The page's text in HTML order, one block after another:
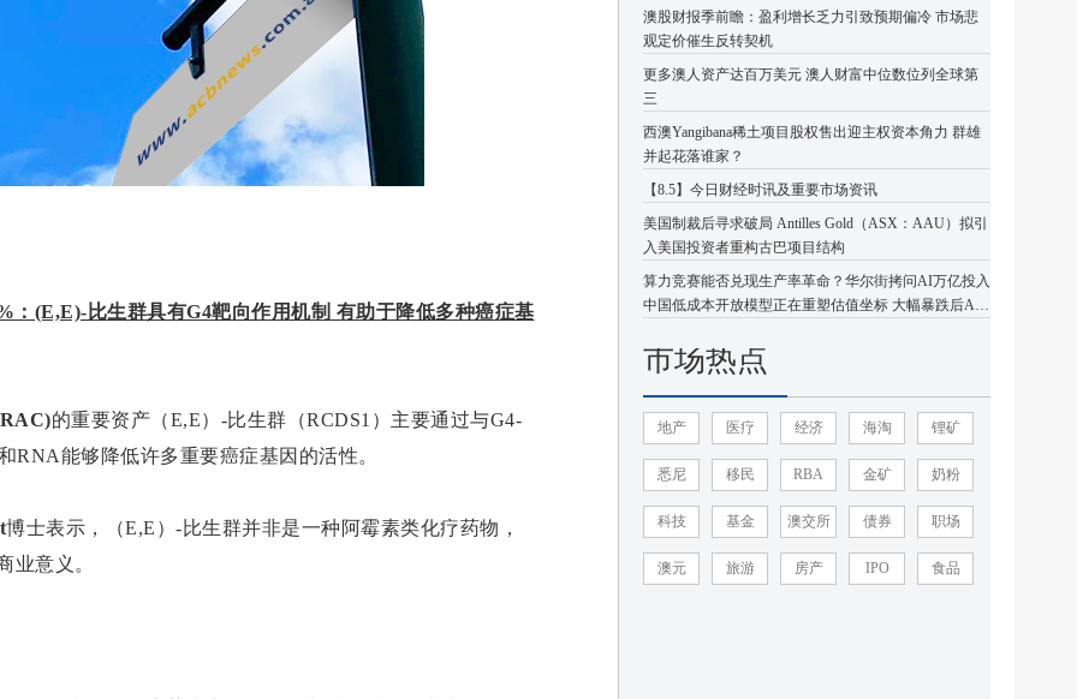
(E,E)-比生群具有G4靶向作用机制 有助于降低多种癌症基
的重要资产（E,E）-比生群（RCDS1）主要通过与G4-
能够降低许多重要癌症基因的活性。
博士表示，（E,E）-比生群并非是一种阿霉素类化疗药物，
业意义。
澳股财报季前瞻：盈利增长乏力引致预期偏冷 市场悲
观定价催生反转契机
更多澳人资产达百万美元 澳人财富中位数位列全球第
三
西澳Yangibana稀土项目股权售出迎主权资本角力 群雄
并起花落谁家？
【8.5】今日财经时讯及重要市场资讯
美国制裁后寻求破局 Antilles Gold（ASX：AAU）拟引
入美国投资者重构古巴项目结构
算力竞赛能否兑现生产率革命？华尔街拷问AI万亿投入
中国低成本开放模型正在重塑估值坐标 大幅暴跌后AI
市场热点
地产 医疗 经济 海淘 锂矿
悉尼 移民 RBA 金矿 奶粉
科技 基金 澳交所 债券 职场
澳元 旅游 房产 IPO 食品